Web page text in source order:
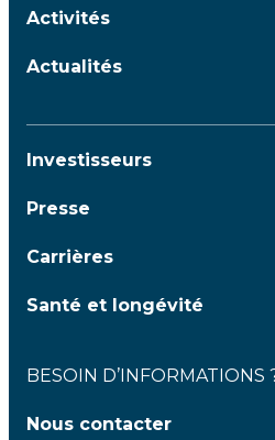
Activités
Actualités
Investisseurs
Presse
Carrières
Santé et longévité
BESOIN D’INFORMATIONS
Nous contacter